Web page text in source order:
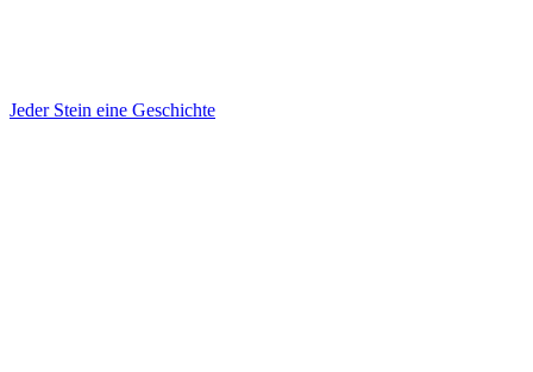
Jeder Stein eine Geschichte